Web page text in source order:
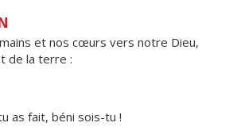
et nos cœurs vers notre Dieu,
de la terre :
as fait, béni sois-tu !